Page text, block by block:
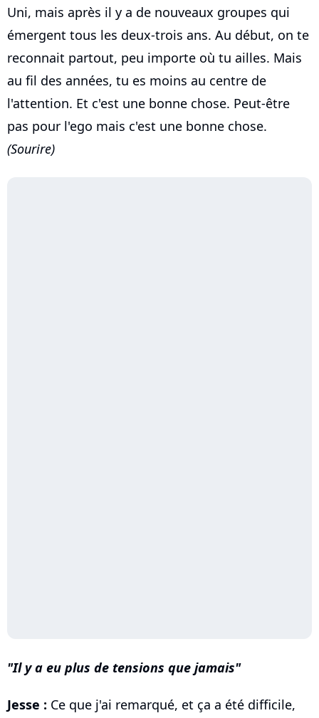
Uni, mais après il y a de nouveaux groupes qui
émergent tous les deux-trois ans. Au début, on te
reconnait partout, peu importe où tu ailles. Mais
au fil des années, tu es moins au centre de
l'attention. Et c'est une bonne chose. Peut-être
pas pour l'ego mais c'est une bonne chose.
(Sourire)
Il y a eu plus de tensions que jamais
Jesse : Ce que j'ai remarqué, et ça a été difficile,